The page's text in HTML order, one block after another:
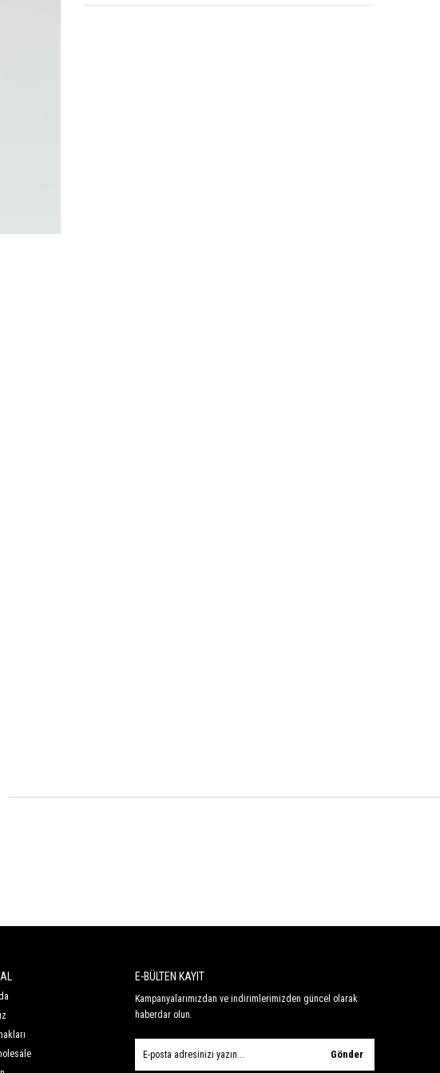
E-BÜLTEN KAYIT
Kampanyalarımızdan ve indirimlerimizden güncel olarak
haberdar olun.
Gönder